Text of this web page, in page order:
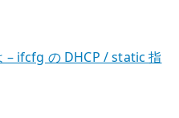
– ifcfg の DHCP / static 指